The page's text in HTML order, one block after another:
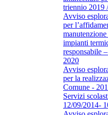
triennio 2019
Avviso
per
impianti
responsabile
2020
Avviso
per la
Comune -
Servizi
12/09/2014-